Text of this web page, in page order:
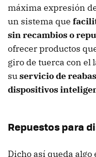
máxima expresión
un sistema que
sin recambios o
ofrecer productos
giro de tuerca con el
suservicio de
dispositivos
Repuestos para
Dicho así queda